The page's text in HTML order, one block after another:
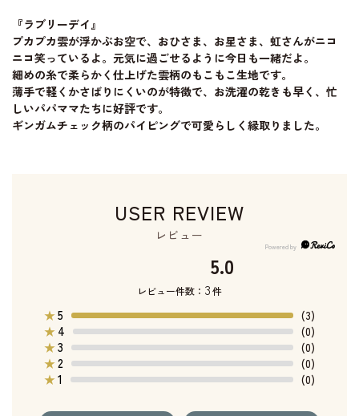
『ラブリーデイ』
プカプカ雲が浮かぶお空で、おひさま、お星さま、虹さんがニコ
ニコ笑っているよ。元気に過ごせるように今日も一緒だよ。
細めの糸で柔らかく仕上げた雲柄のもこもこ生地です。
薄手で軽くかさばりにくいのが特徴で、お洗濯の乾きも早く、忙
しいパパママたちに好評です。
ギンガムチェック柄のパイピングで可愛らしく縁取りました。
USER REVIEW
レビュー
5.0
レビュー件数： 3件
★5
(3)
★ 4
(0)
★3
(0)
★2
(0)
★1 (0)